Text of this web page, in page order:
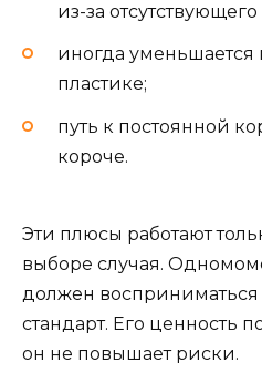
из-за отсутствующего
иногда уменьшается
пластике;
путь к постоянной
короче.
Эти плюсы работают
выборе случая.
должен
стандарт. Его ценность
он не повышает риски.